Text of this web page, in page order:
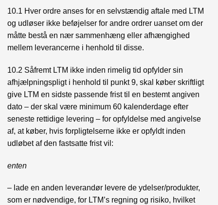
10.1 Hver ordre anses for en selvstændig aftale med LTM
og udløser ikke beføjelser for andre ordrer uanset om der
måtte bestå en nær sammenhæng eller afhængighed
mellem leverancerne i henhold til disse.
10.2 Såfremt LTM ikke inden rimelig tid opfylder sin
afhjælpningspligt i henhold til punkt 9, skal køber skriftligt
give LTM en sidste passende frist til en bestemt angiven
dato – der skal være minimum 60 kalenderdage efter
seneste rettidige levering – for opfyldelse med angivelse
af, at køber, hvis forpligtelserne ikke er opfyldt inden
udløbet af den fastsatte frist vil:
enten
– lade en anden leverandør levere de ydelser/produkter,
som er nødvendige, for LTM’s regning og risiko, hvilket